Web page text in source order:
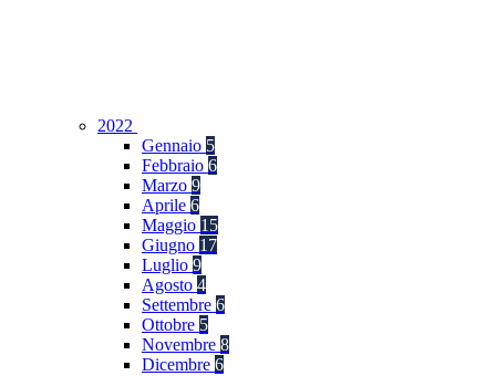
2022
Gennaio 5
Febbraio 6
Marzo 9
Aprile 6
Maggio 15
Giugno 17
Luglio 9
Agosto 4
Settembre 6
Ottobre 5
Novembre 8
Dicembre 6